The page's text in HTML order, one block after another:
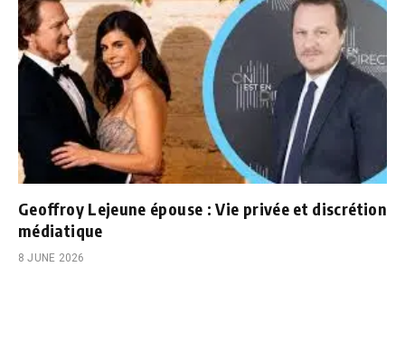
Geoffroy Lejeune épouse : Vie privée et discrétion
médiatique
8 JUNE 2026